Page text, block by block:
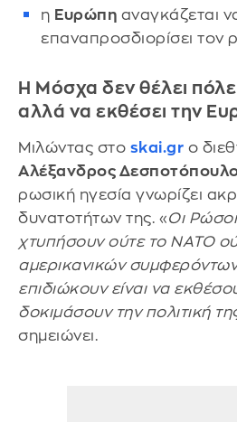
η Ευρώπη αναγκάζεται
επαναπροσδιορίσει τον
Η Μόσχα δεν θέλει
αλλά να εκθέσει την
Μιλώντας στο skai.gr ο
Αλέξανδρος
ρωσική ηγεσία γνωρίζει
δυνατοτήτων της. «Οι
χτυπήσουν ούτε το ΝΑΤΟ
αμερικανικών
επιδιώκουν είναι να
δοκιμάσουν την πολιτική
σημειώνει.